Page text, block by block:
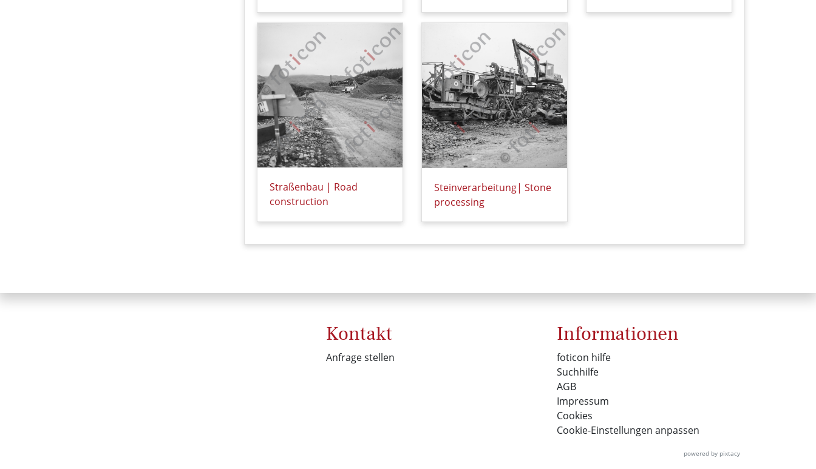
Straßenbau | Road
construction
Steinverarbeitung| Stone
processing
Kontakt
Anfrage stellen
Informationen
foticon hilfe
Suchhilfe
AGB
Impressum
Cookies
Cookie-Einstellungen anpassen
powered by pixtacy